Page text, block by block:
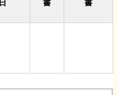
日
書
書